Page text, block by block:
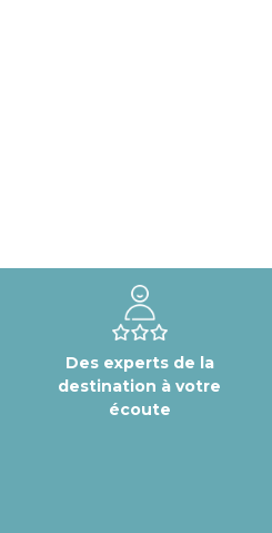
Des experts de la
destination à votre
écoute